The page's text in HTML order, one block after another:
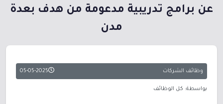
عن برامج تدريبية مدعومة من هدف بعدة
مدن
وظائف الشركات 05-05-2025
بواسطة: كل الوظائف